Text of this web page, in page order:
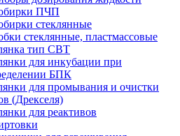
ПЧП
стеклянные
стеклянные, пластмассовые
тип СВТ
для инкубации при
БПК
для промывания и очистки
(Дрекселя)
для реактивов